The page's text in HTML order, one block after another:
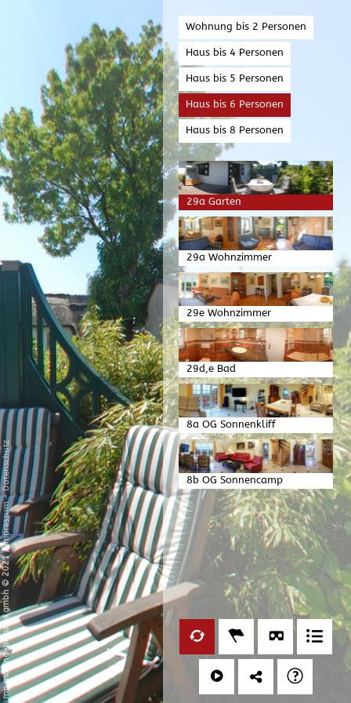
Wohnung bis 2 Personen
Haus bis 4 Personen
Haus bis 5 Personen
Haus bis 6 Personen
Haus bis 8 Personen
29a Garten
29a Wohnzimmer
29e Wohnzimmer
29d,e Bad
8a OG Sonnenkliff
Wohnzimmer
8b OG Sonnencamp
Wohnzimmer
mp moving-pictures gmbh © 2021
/
Impressum
-
Datenschutz